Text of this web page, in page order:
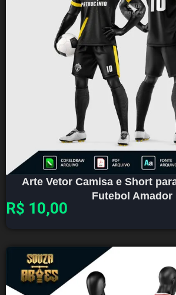
Arte Vetor Camisa e Short
Futebol Amador
R$ 10,00